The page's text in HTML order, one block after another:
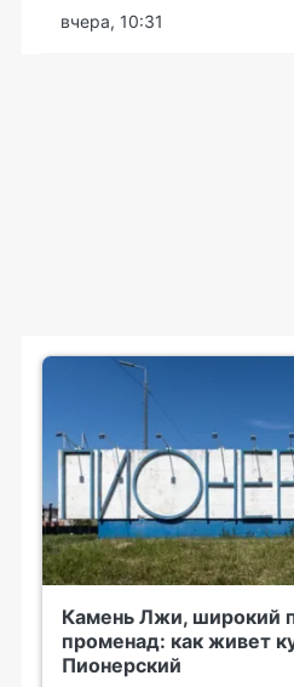
вчера, 10:31
Камень Лжи, широкий
променад: как живет
Пионерский